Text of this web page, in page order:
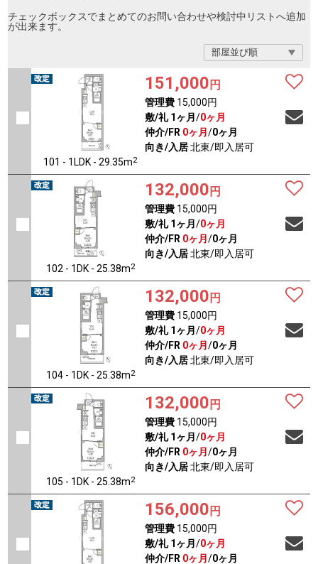
チェックボックスでまとめてのお問い合わせや検討中リストへ追加
が出来ます。
101 - 1LDK - 29.35m2
151,000 円
管理費15,000円
敷/礼 1ヶ月 /0ヶ月
仲介/FR 0ヶ月 /0ヶ月
向き/入居北東/即入居可
102 - 1DK - 25.38m2
132,000 円
管理費15,000円
敷/礼 1ヶ月 /0ヶ月
仲介/FR 0ヶ月 /0ヶ月
向き/入居北東/即入居可
104 - 1DK - 25.38m2
132,000 円
管理費15,000円
敷/礼 1ヶ月 /0ヶ月
仲介/FR 0ヶ月 /0ヶ月
向き/入居北東/即入居可
105 - 1DK - 25.38m2
132,000 円
管理費15,000円
敷/礼 1ヶ月 /0ヶ月
仲介/FR 0ヶ月 /0ヶ月
向き/入居北東/即入居可
156,000 円
管理費15,000円
敷/礼 1ヶ月 /0ヶ月
仲介/FR 0ヶ月 /0ヶ月